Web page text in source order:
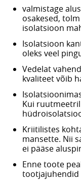
valmistage
osakesed,
isolatsioon
Isolatsioon
oleks veel
Vedelat
kvaliteet võib
Kui
Kriitilistes
mansette. Nii
ei pääse
Enne toote
tootjajuhendid